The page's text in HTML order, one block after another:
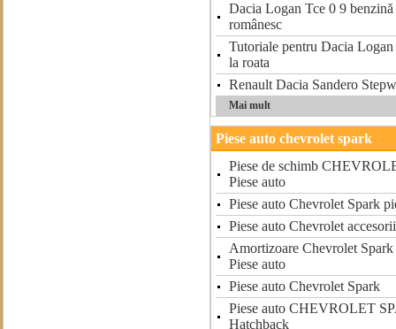
Dacia Logan Tce 0 9
românesc
Tutoriale pentru Dacia
la roata
Renault Dacia Sandero
Mai mult
Piese auto chevrolet spark
Piese de schimb
Piese auto
Piese auto Chevrolet Spark
Piese auto Chevrolet
Amortizoare Chevrolet
Piese auto
Piese auto Chevrolet Spark
Piese auto CHEVROLET
Hatchback